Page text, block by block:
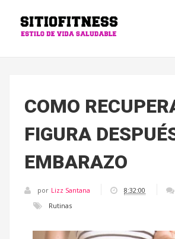
COMO
FIGURA
EMBARAZO
por Lizz Santana 8:32:00
Rutinas